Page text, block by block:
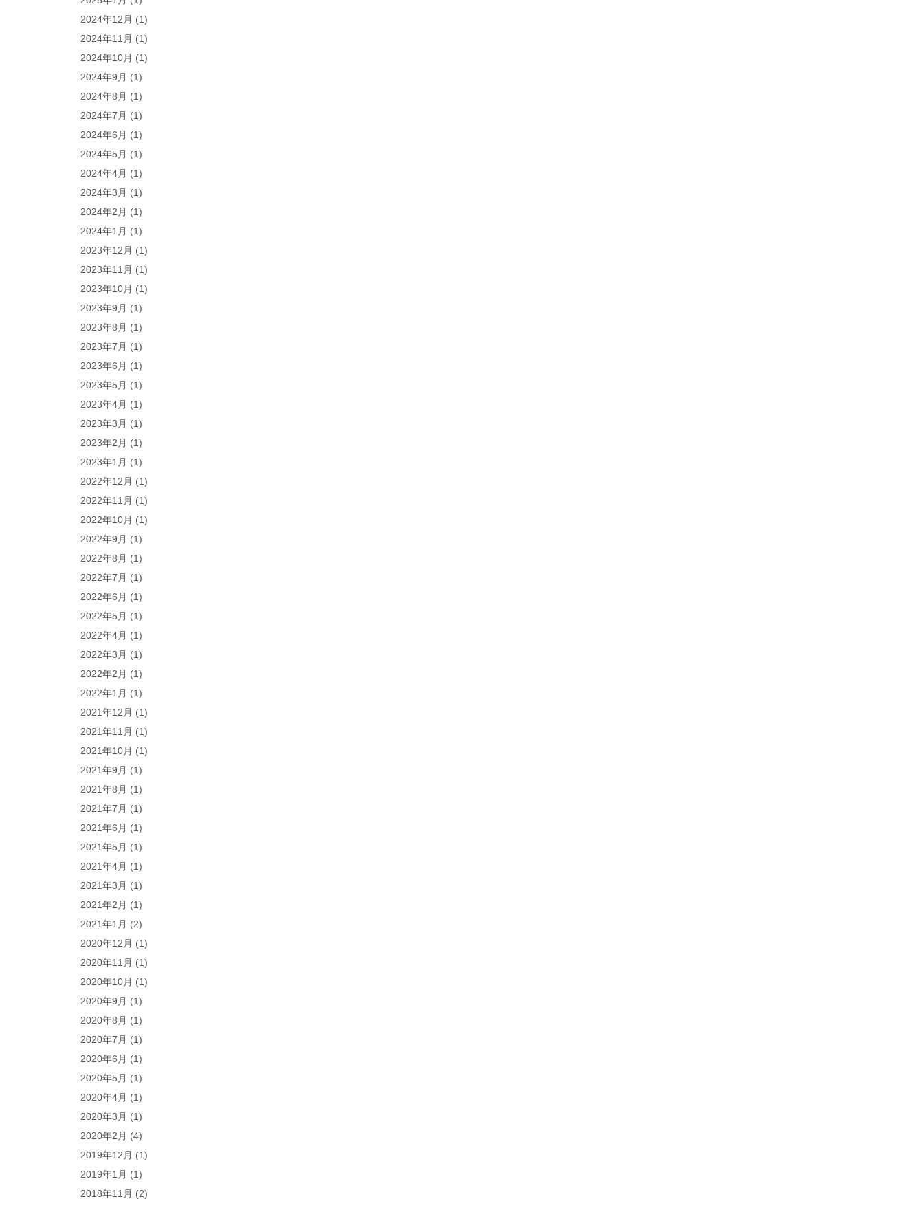
2024年12月 (1)
2024年11月 (1)
2024年10月 (1)
2024年9月 (1)
2024年8月 (1)
2024年7月 (1)
2024年6月 (1)
2024年5月 (1)
2024年4月 (1)
2024年3月 (1)
2024年2月 (1)
2024年1月 (1)
2023年12月 (1)
2023年11月 (1)
2023年10月 (1)
2023年9月 (1)
2023年8月 (1)
2023年7月 (1)
2023年6月 (1)
2023年5月 (1)
2023年4月 (1)
2023年3月 (1)
2023年2月 (1)
2023年1月 (1)
2022年12月 (1)
2022年11月 (1)
2022年10月 (1)
2022年9月 (1)
2022年8月 (1)
2022年7月 (1)
2022年6月 (1)
2022年5月 (1)
2022年4月 (1)
2022年3月 (1)
2022年2月 (1)
2022年1月 (1)
2021年12月 (1)
2021年11月 (1)
2021年10月 (1)
2021年9月 (1)
2021年8月 (1)
2021年7月 (1)
2021年6月 (1)
2021年5月 (1)
2021年4月 (1)
2021年3月 (1)
2021年2月 (1)
2021年1月 (2)
2020年12月 (1)
2020年11月 (1)
2020年10月 (1)
2020年9月 (1)
2020年8月 (1)
2020年7月 (1)
2020年6月 (1)
2020年5月 (1)
2020年4月 (1)
2020年3月 (1)
2020年2月 (4)
2019年12月 (1)
2019年1月 (1)
2018年11月 (2)